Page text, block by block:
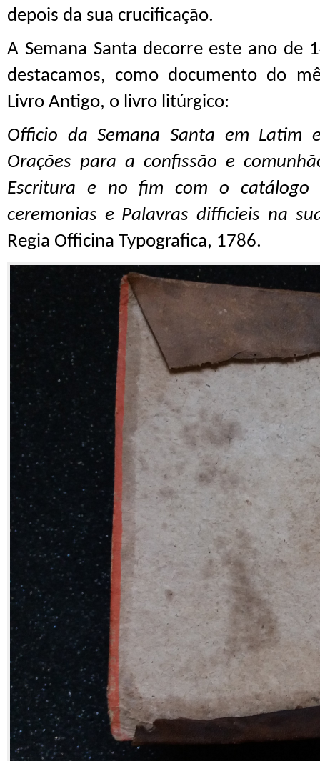
depois da sua crucificação.
A Semana Santa decorre este ano de
destacamos, como documento do
Livro Antigo, o livro litúrgico:
Officio da Semana Santa em Latim
Orações para a confissão e
Escritura e no fim com o catálogo
ceremonias e Palavras difficieis na
Regia Officina Typografica, 1786.